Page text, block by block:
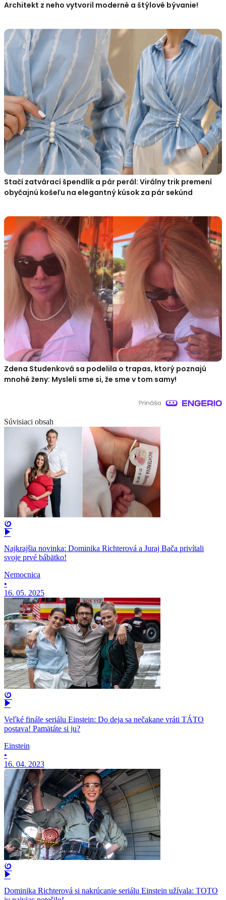
Architekt z neho vytvoril moderné a štýlové bývanie!
Stačí zatvárací špendlík a pár perál: Virálny trik premení
obyčajnú košeľu na elegantný kúsok za pár sekúnd
Zdena Studenková sa podelila o trapas, ktorý poznajú
mnohé ženy: Mysleli sme si, že sme v tom samy!
Súvisiaci obsah
Najkrajšia novinka: Dominika Richterová a Juraj Bača privítali
svoje prvé bábätko!
Nemocnica
•
16. 05. 2025
Veľké finále seriálu Einstein: Do deja sa nečakane vráti TÁTO
postava! Pamätáte si ju?
Einstein
•
16. 04. 2023
Dominika Richterová si nakrúcanie seriálu Einstein užívala: TOTO